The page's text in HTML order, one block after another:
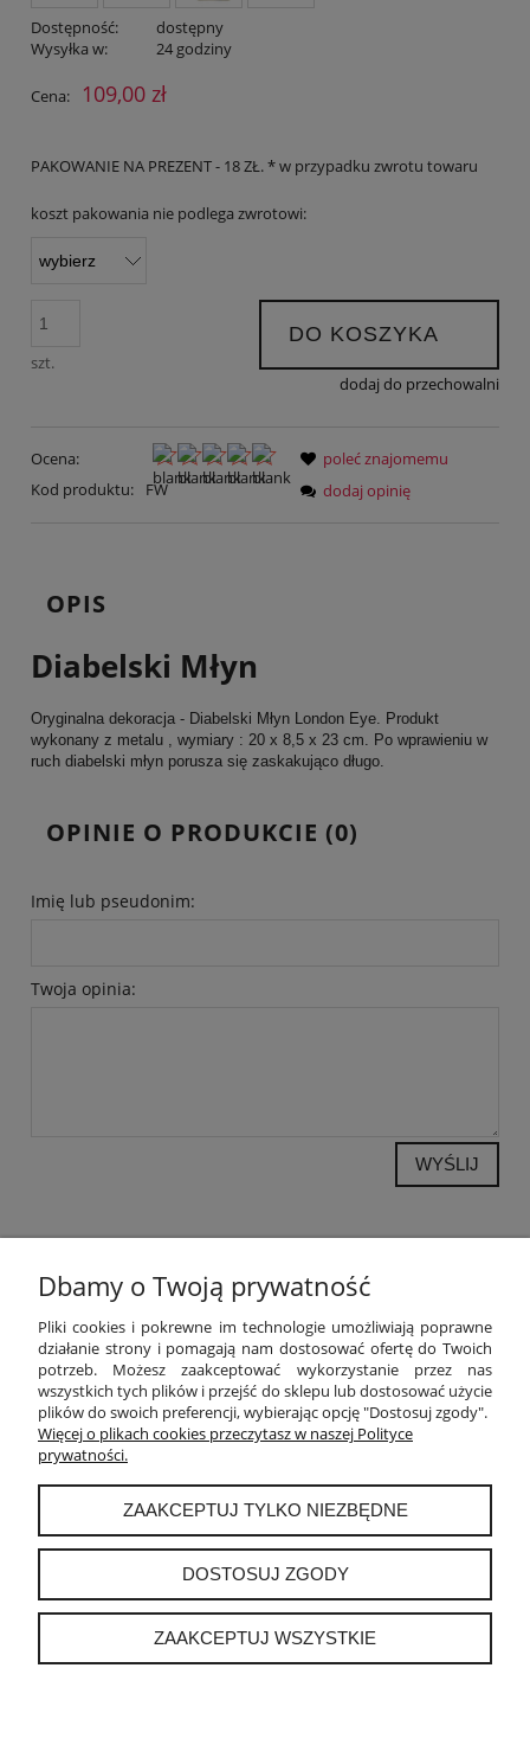
Dostępność:
dostępny
Wysyłka w:
24 godziny
Cena: 109,00 zł
PAKOWANIE NA PREZENT - 18 ZŁ. * w przypadku zwrotu towaru
koszt pakowania nie podlega zwrotowi:
szt.
DO KOSZYKA
dodaj do przechowalni
Ocena:
Kod produktu:
FW
poleć znajomemu
dodaj opinię
OPIS
Diabelski Młyn
Oryginalna dekoracja - Diabelski Młyn London Eye. Produkt
wykonany z metalu , wymiary : 20 x 8,5 x 23 cm. Po wprawieniu w
ruch diabelski młyn porusza się zaskakująco długo.
OPINIE O PRODUKCIE (0)
Imię lub pseudonim:
Twoja opinia:
WYŚLIJ
POMOC
MOJE KONTO
PŁATNOŚCI I DOSTAWA
INFORMACJE
O NAS
instagram
Dbamy o Twoją prywatność
Pliki cookies i pokrewne im technologie umożliwiają poprawne
działanie strony i pomagają nam dostosować ofertę do Twoich
potrzeb. Możesz zaakceptować wykorzystanie przez nas
wszystkich tych plików i przejść do sklepu lub dostosować użycie
plików do swoich preferencji, wybierając opcję "Dostosuj zgody".
Więcej o plikach cookies przeczytasz w naszej Polityce
prywatności.
ZAAKCEPTUJ TYLKO NIEZBĘDNE
DOSTOSUJ ZGODY
ZAAKCEPTUJ WSZYSTKIE